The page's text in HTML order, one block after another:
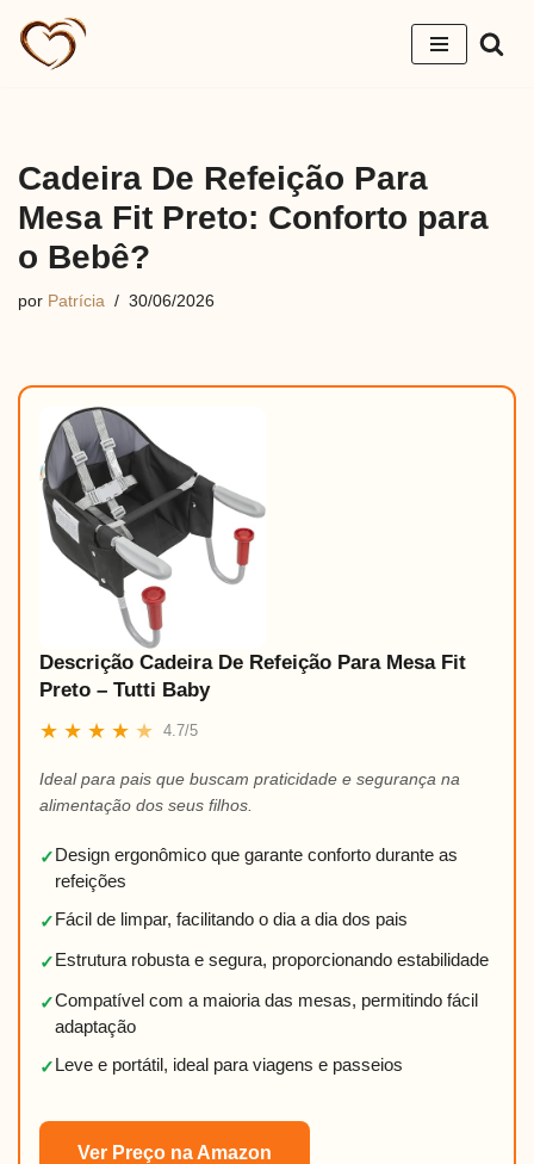
Pular
Cadeira De Refeição Para
Mesa Fit Preto: Conforto para
o Bebê?
por Patrícia 30/06/2026
Descrição Cadeira De Refeição Para Mesa Fit
Preto – Tutti Baby
★ ★ ★ ★ ★ 4.7/5
Ideal para pais que buscam praticidade e segurança na
alimentação dos seus filhos.
✓Design ergonômico que garante conforto durante as
refeições
✓Fácil de limpar, facilitando o dia a dia dos pais
✓Estrutura robusta e segura, proporcionando estabilidade
✓Compatível com a maioria das mesas, permitindo fácil
adaptação
✓Leve e portátil, ideal para viagens e passeios
Ver Preço na Amazon